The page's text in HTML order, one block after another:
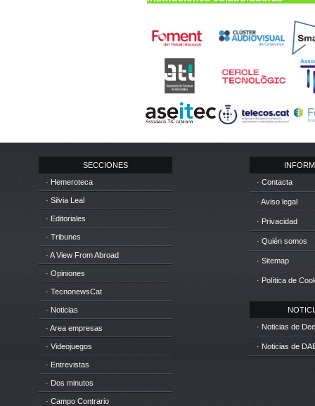
SECCIONES
· Hemeroteca
· Silvia Leal
· Editoriales
· Tribunes
· A View From Abroad
· Opiniones
· TecnonewsCat
· Noticias
· Area empresas
· Videojuegos
· Entrevistas
· Dos minutos
· Campo Contrario
· Contacta
· Aviso legal
· Privacidad
· Quién somos
· Sitemap
· Política de
· Noticias de
· Noticias de